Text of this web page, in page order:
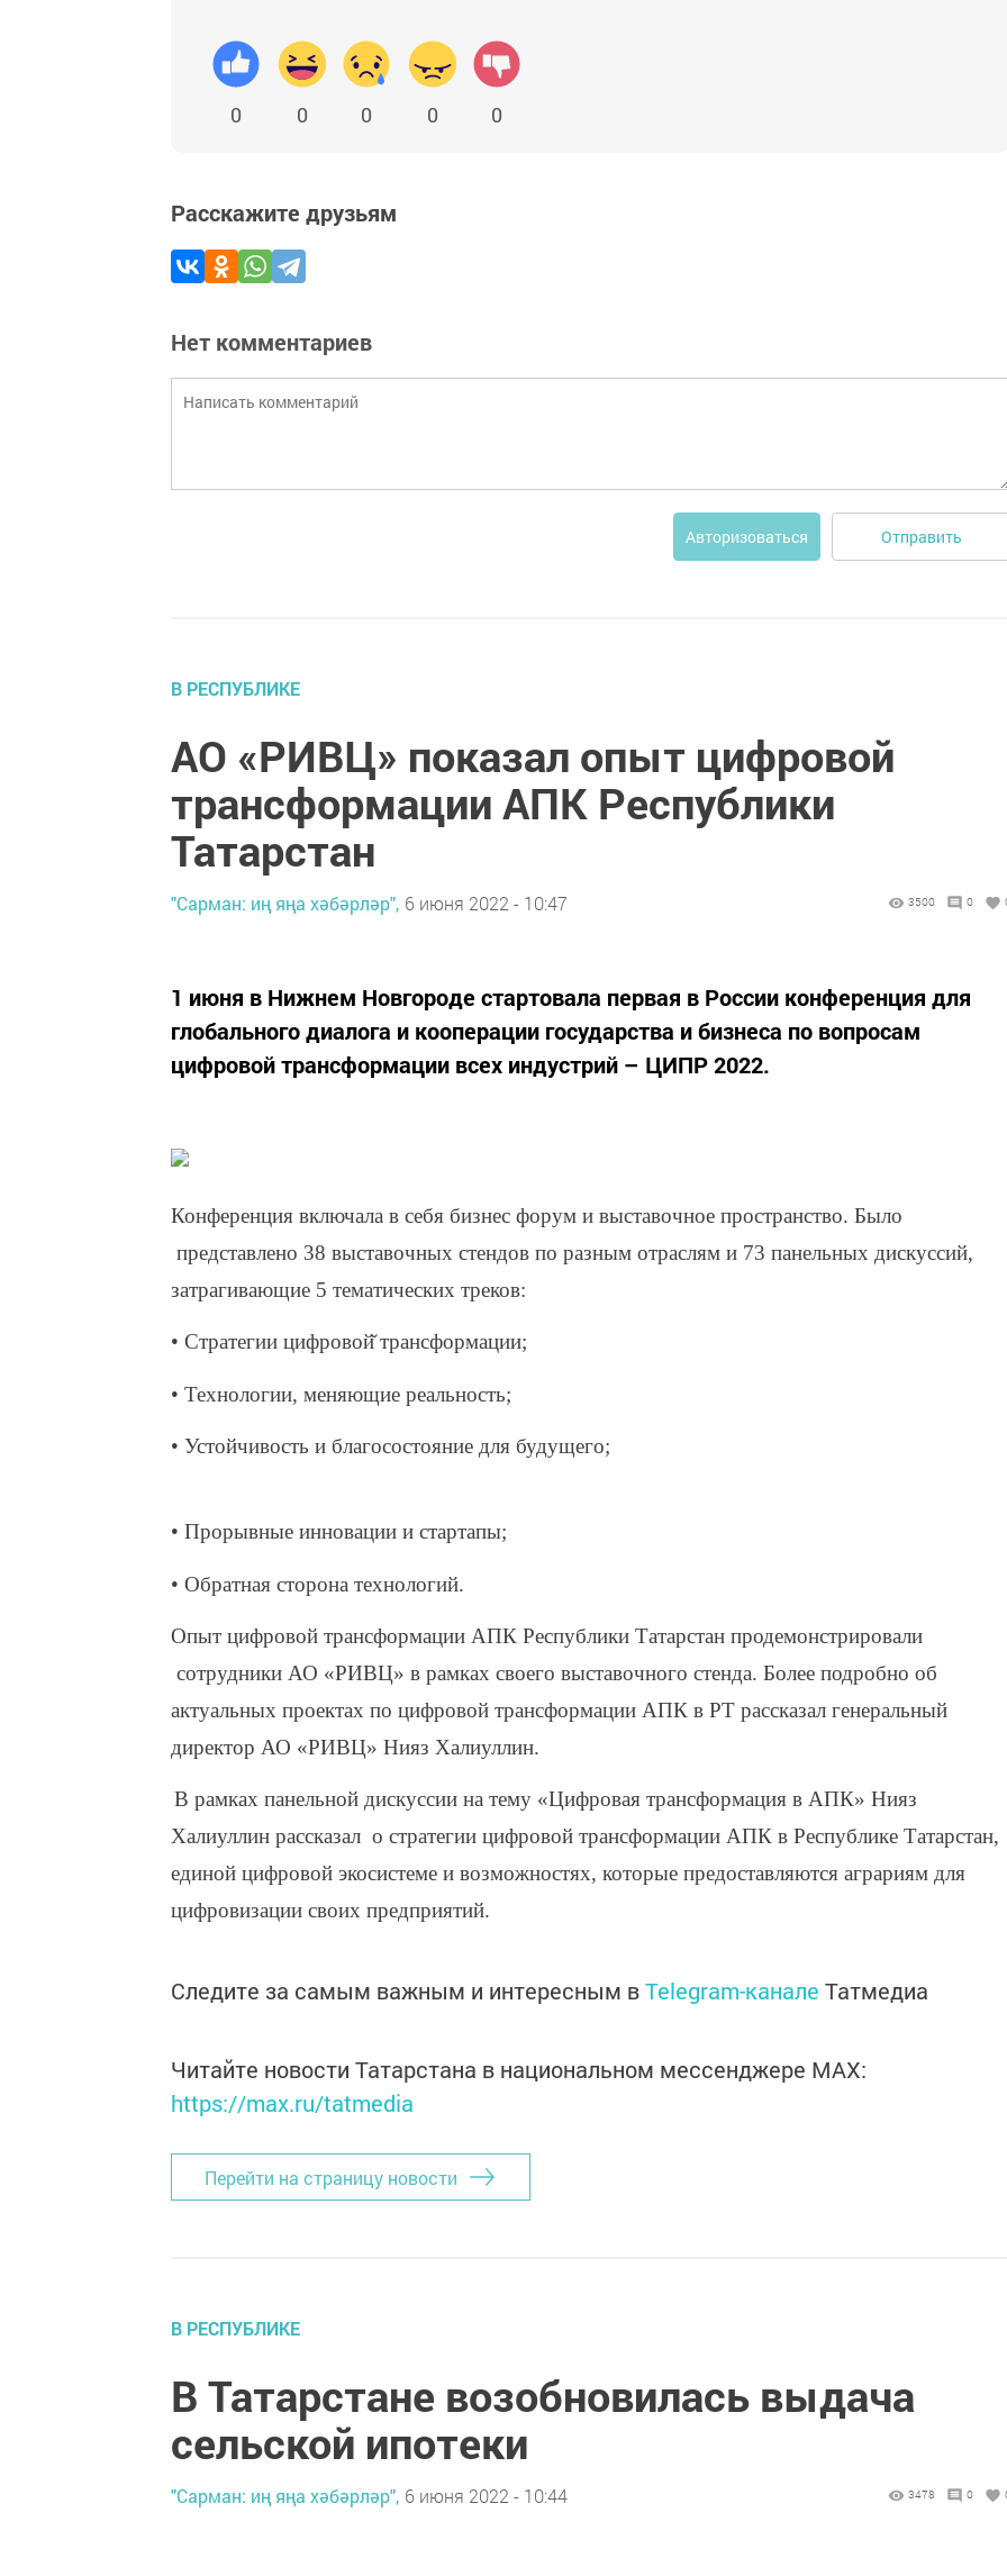
0 0 0 0 0
Расскажите друзьям
Нет комментариев
Авторизоваться Отправить
В РЕСПУБЛИКЕ
АО «РИВЦ» показал опыт цифровой
трансформации АПК Республики
Татарстан
"Сарман: иң яңа хәбәрләр", 6 июня 2022 - 10:47 3500 0
1 июня в Нижнем Новгороде стартовала первая в России конференция для
глобального диалога и кооперации государства и бизнеса по вопросам
цифровой трансформации всех индустрий – ЦИПР 2022.
Конференция включала в себя бизнес форум и выставочное пространство. Было
представлено 38 выставочных стендов по разным отраслям и 73 панельных дискуссий,
затрагивающие 5 тематических треков:
• Стратегии цифровой̆ трансформации;
• Технологии, меняющие реальность;
• Устойчивость и благосостояние для будущего;
• Прорывные инновации и стартапы;
• Обратная сторона технологий.
Опыт цифровой трансформации АПК Республики Татарстан продемонстрировали
сотрудники АО «РИВЦ» в рамках своего выставочного стенда. Более подробно об
актуальных проектах по цифровой трансформации АПК в РТ рассказал генеральный
директор АО «РИВЦ» Нияз Халиуллин.
В рамках панельной дискуссии на тему «Цифровая трансформация в АПК» Нияз
Халиуллин рассказал о стратегии цифровой трансформации АПК в Республике Татарстан,
единой цифровой экосистеме и возможностях, которые предоставляются аграриям для
цифровизации своих предприятий.
Следите за самым важным и интересным вTelegram-канале Татмедиа
Читайте новости Татарстана в национальном мессенджере MАХ:
https://max.ru/tatmedia
Перейти на страницу новости
В РЕСПУБЛИКЕ
В Татарстане возобновилась выдача
сельской ипотеки
"Сарман: иң яңа хәбәрләр", 6 июня 2022 - 10:44 3478 0